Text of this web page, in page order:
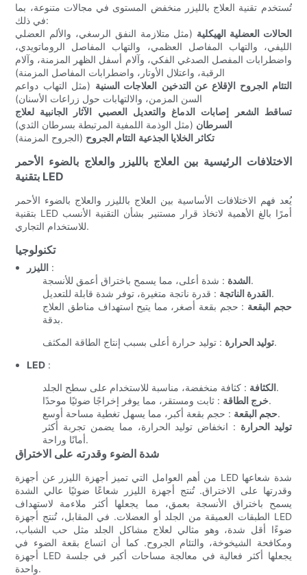
تُستخدم تقنية العلاج بالليزر منخفض المستوى في مجالات متنوعة، بما
في ذلك:
الحالات العضلية الهيكلية (مثل متلازمة النفق الرسغي، والألم العضلي
الليفي، والتهاب المفاصل العظمي، والتهاب المفاصل الروماتويدي،
واضطرابات المفصل الصدغي الفكي، وآلام أسفل الظهر المزمنة، وآلام
الرقبة، واعتلال الأوتار، واضطرابات المفاصل المزمنة)
التئام الجروح الإقلاع عن التدخين العلاجات السنية (مثل التهاب دواعم
السن المزمن، والالتهابات حول زراعات الأسنان)
تساقط الشعر
إصابات الدماغ والتعديل العصبي
الآثار الجانبية لعلاج
السرطان (مثل الوذمة اللمفية المرتبطة بسرطان الثدي)
تكاثر الخلايا الجذعية التئام الجروح (الجروح المزمنة)
الاختلافات الرئيسية بين العلاج بالليزر والعلاج بالضوء الأحمر
بتقنية LED
يُعد فهم الاختلافات الأساسية بين العلاج بالليزر والعلاج بالضوء الأحمر
بتقنية LED أمرًا بالغ الأهمية لاتخاذ قرار مستنير بشأن التقنية الأنسب
للاستخدام التجاري.
تكنولوجيا
الليزر :
الشدة: شدة أعلى، مما يسمح باختراق أعمق للأنسجة.
القدرة الناتجة: قدرة ناتجة متغيرة، توفر شدة قابلة للتعديل.
حجم البقعة : حجم بقعة أصغر، مما يتيح استهداف مناطق العلاج
بدقة.
توليد الحرارة: توليد حرارة أعلى بسبب إنتاج الطاقة المكثف.
LED :
الكثافة: كثافة منخفضة، مناسبة للاستخدام على سطح الجلد.
خرج الطاقة: ثابت ومستقر، مما يوفر إخراجًا ضوئيًا موحدًا.
حجم البقعة: حجم بقعة أكبر، مما يسهل تغطية مساحة أوسع.
توليد الحرارة : انخفاض توليد الحرارة، مما يضمن تجربة أكثر
أمانًا وراحة.
شدة الضوء وقدرته على الاختراق
من أهم العوامل التي تميز أجهزة الليزر عن أجهزة LED شدة شعاعها
وقدرتها على الاختراق. تُنتج أجهزة الليزر شعاعًا ضوئيًا عالي الشدة
يسمح باختراق الأنسجة بعمق، مما يجعلها أكثر ملاءمة لاستهداف
الطبقات العميقة من الجلد أو العضلات. في المقابل، تُنتج أجهزة LED
ضوءًا أقل شدة، وهو مثالي لعلاج مشاكل الجلد مثل حب الشباب،
ومكافحة الشيخوخة، والتئام الجروح. كما أن اتساع بقعة الضوء في
أجهزة LED يجعلها أكثر فعالية في معالجة مساحات أكبر في جلسة
واحدة.